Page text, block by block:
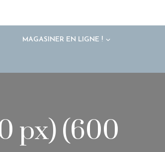
MAGASINER EN LIGNE !
px) (600